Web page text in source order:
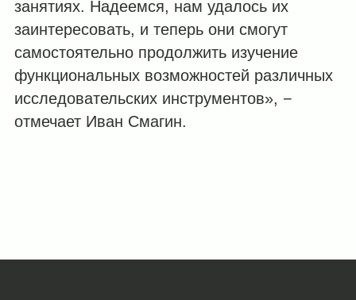
занятиях. Надеемся, нам удалось их
заинтересовать, и теперь они смогут
самостоятельно продолжить изучение
функциональных возможностей различных
исследовательских инструментов», −
отмечает Иван Смагин.